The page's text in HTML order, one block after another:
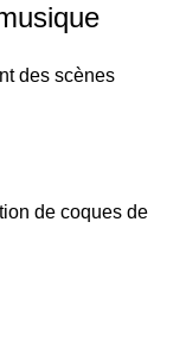
des scènes
de coques de